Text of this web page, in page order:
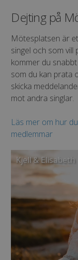
Dejting på
Mötesplatsen är
singel och som
kommer du
som du kan prata
skicka
mot andra singlar.
Läs mer om hur
medlemmar
Kjell & Elisabeth